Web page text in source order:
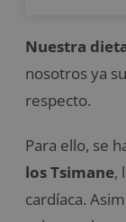
Nuestra
nosotros ya
respecto.
Para ello, se
los Tsimane,
cardíaca.